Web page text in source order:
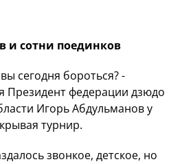
и сотни поединков
сегодня бороться? -
Президент федерации дзюдо
Игорь Абдульманов у
турнир.
звонкое, детское, но